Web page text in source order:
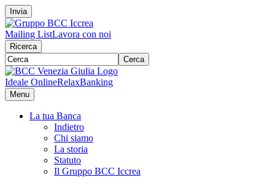
Invia
Mailing ListLavora con noi
Ricerca
Cerca
Ideale OnlineRelaxBanking
Menu
La tua Banca
Indietro
Chi siamo
La storia
Statuto
Il Gruppo BCC Iccrea